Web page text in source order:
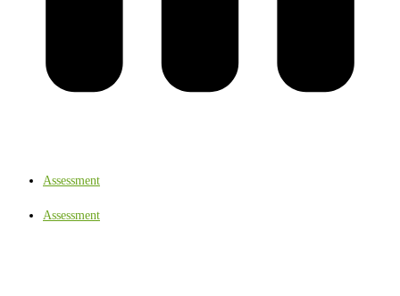
Assessment
Assessment